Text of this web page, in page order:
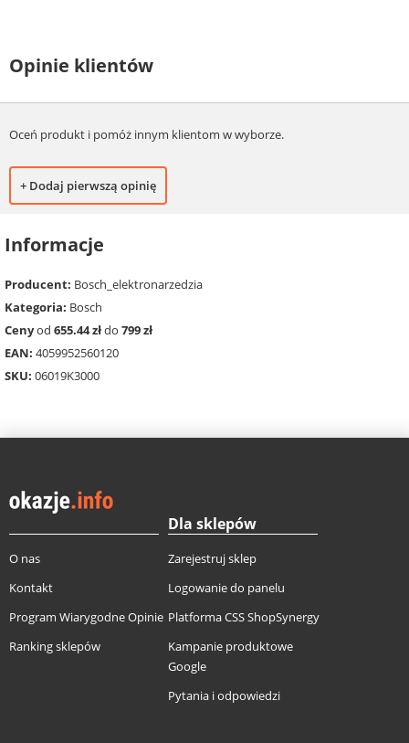
Opinie klientów
Oceń produkt i pomóż innym klientom w wyborze.
+ Dodaj pierwszą opinię
Informacje
Producent: Bosch_elektronarzedzia
Kategoria: Bosch
Cenyod 655.44 złdo 799 zł
EAN: 4059952560120
SKU: 06019K3000
O nas
Kontakt
Program Wiarygodne Opinie
Ranking sklepów
Dla sklepów
Zarejestruj sklep
Logowanie do panelu
Platforma CSS ShopSynergy
Kampanie produktowe
Google
Pytania i odpowiedzi